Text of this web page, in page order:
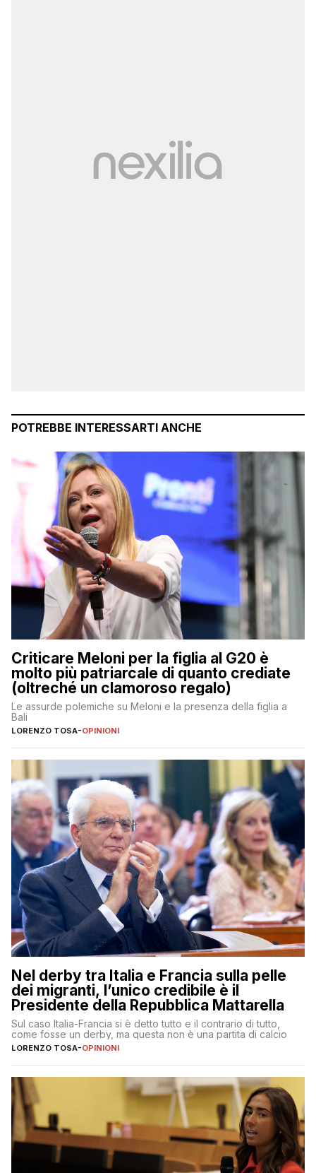
POTREBBE INTERESSARTI ANCHE
Criticare Meloni per la figlia al G20 è
molto più patriarcale di quanto crediate
(oltreché un clamoroso regalo)
Le assurde polemiche su Meloni e la presenza della figlia a
Bali
LORENZO TOSA-OPINIONI
Nel derby tra Italia e Francia sulla pelle
dei migranti, l’unico credibile è il
Presidente della Repubblica Mattarella
Sul caso Italia-Francia si è detto tutto e il contrario di tutto,
come fosse un derby, ma questa non è una partita di calcio
LORENZO TOSA-OPINIONI